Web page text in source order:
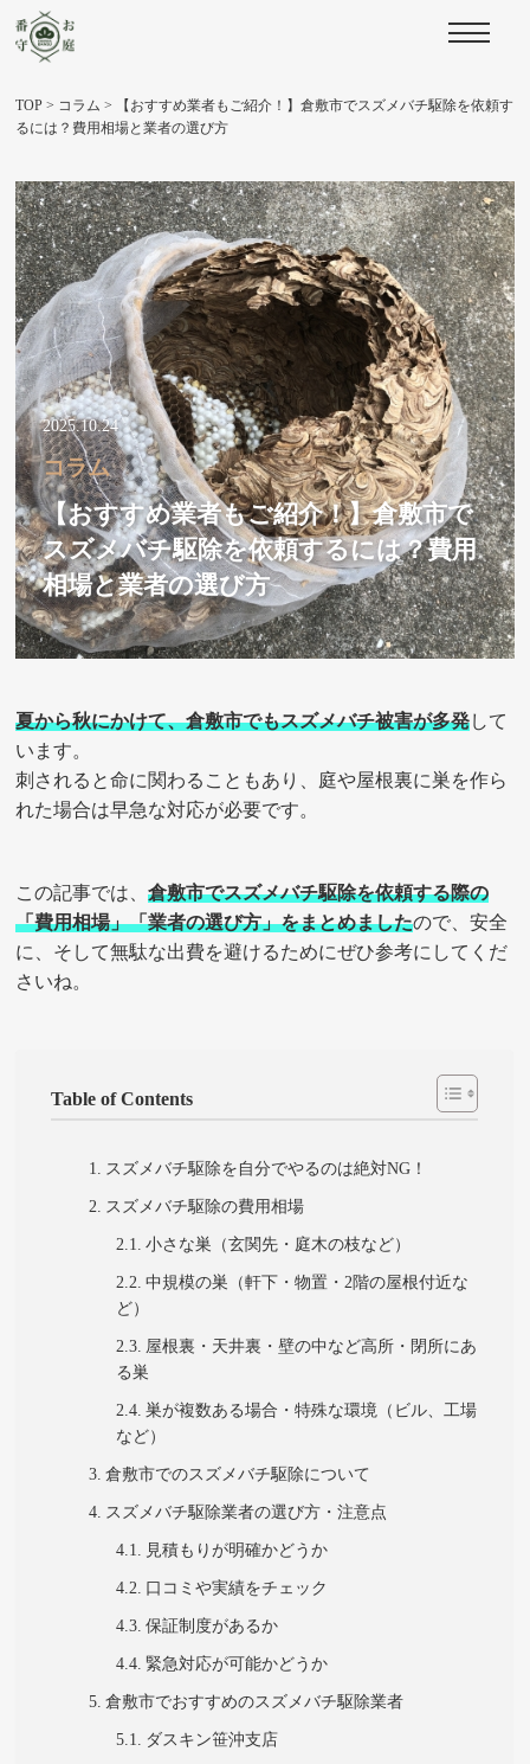
TOP > コラム >
【おすすめ業者もご紹介！】倉敷市でスズメバチ駆除を依頼す
るには？費用相場と業者の選び方
2025.10.24
コラム
【おすすめ業者もご紹介！】倉敷市で
スズメバチ駆除を依頼するには？費用
相場と業者の選び方
夏から秋にかけて、倉敷市でもスズメバチ被害が多発して
います。
刺されると命に関わることもあり、庭や屋根裏に巣を作ら
れた場合は早急な対応が必要です。
この記事では、倉敷市でスズメバチ駆除を依頼する際の
「費用相場」「業者の選び方」をまとめましたので、安全
に、そして無駄な出費を避けるためにぜひ参考にしてくだ
さいね。
Table of Contents
スズメバチ駆除を自分でやるのは絶対NG！
スズメバチ駆除の費用相場
小さな巣（玄関先・庭木の枝など）
中規模の巣（軒下・物置・2階の屋根付近な
ど）
屋根裏・天井裏・壁の中など高所・閉所にあ
る巣
巣が複数ある場合・特殊な環境（ビル、工場
など）
倉敷市でのスズメバチ駆除について
スズメバチ駆除業者の選び方・注意点
見積もりが明確かどうか
口コミや実績をチェック
保証制度があるか
緊急対応が可能かどうか
倉敷市でおすすめのスズメバチ駆除業者
ダスキン笹沖支店